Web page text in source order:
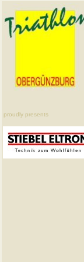
proudly presents